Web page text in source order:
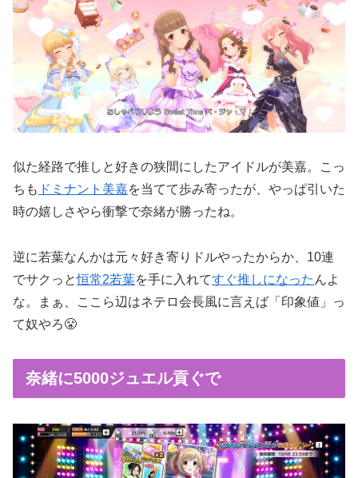
似た経路で推しと好きの狭間にしたアイドルが美嘉。こっ
ちも ドミナント美嘉を当てて歩み寄ったが、やっぱ引いた
時の嬉しさやら衝撃で奈緒が勝ったね。
逆に若葉なんかは元々好き寄りドルやったからか、10連
でサクっと恒常2若葉を手に入れてすぐ推しになった んよ
な。まぁ、ここら辺はネテロ会長風に言えば「印象値」っ
て奴やろ😤
奈緒に5000ジュエル貢ぐで